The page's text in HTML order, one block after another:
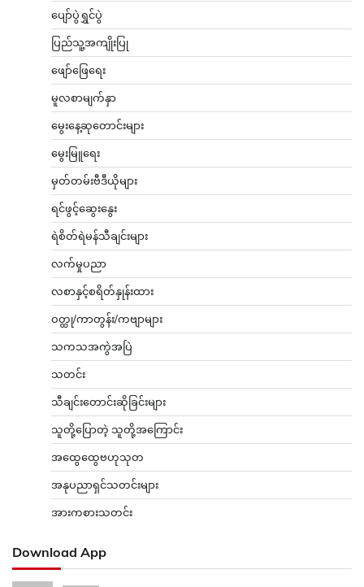
ပျော်ပွဲရွှင်ပွဲ
ပြည်သူ့အကျိုးပြု
ဖျော်ဖြေရေး
မူလစာမျက်နှာ
မွေးနေ့ဆုတောင်းများ
မွေးမြူရေး
မှတ်တမ်းဗီဒီယိုများ
ရင်ဖွင့်ဆွေးနွေး
ရဲစိတ်ရဲမန်သီချင်းများ
လက်မှုပညာ
လစာနှင့်စရိတ်နှုန်းထား
ဝတ္ထု/ကာတွန်း/ကဗျာများ
သကသအကွဲအပြဲ
သတင်း
သီချင်းတောင်းဆိုခြင်းများ
သူတို့ပြောတဲ့ သူတို့အကြောင်း
အထွေထွေဗဟုသုတ
အနုပညာရှင်သတင်းများ
အားကစားသတင်း
Download App